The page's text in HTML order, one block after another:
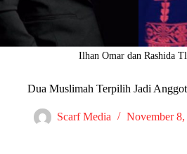
Ilhan Omar dan Rashida
Dua Muslimah Terpilih Jadi
Scarf Media November